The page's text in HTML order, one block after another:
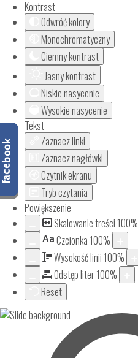
Kontrast
Odwróć kolory
Monochromatyczny
Ciemny kontrast
Jasny kontrast
Niskie nasycenie
Wysokie nasycenie
Tekst
Zaznacz linki
Zaznacz nagłówki
Czytnik ekranu
Tryb czytania
Powiększenie
Skalowanie treści 100%
Aa Czcionka 100%
Wysokość linii 100%
Odstęp liter100%
Reset